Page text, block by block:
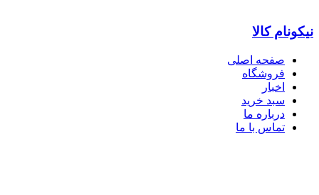
نیکونام کالا
صفحه اصلی
فروشگاه
اخبار
سبد خرید
درباره ما
تماس با ما